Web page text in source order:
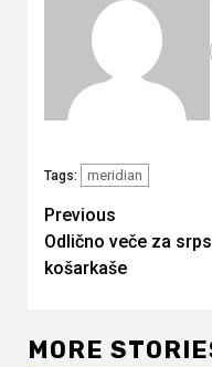
Tags: meridian
Continue
Reading
Previous
Odlično veče za
košarkaše
MORE